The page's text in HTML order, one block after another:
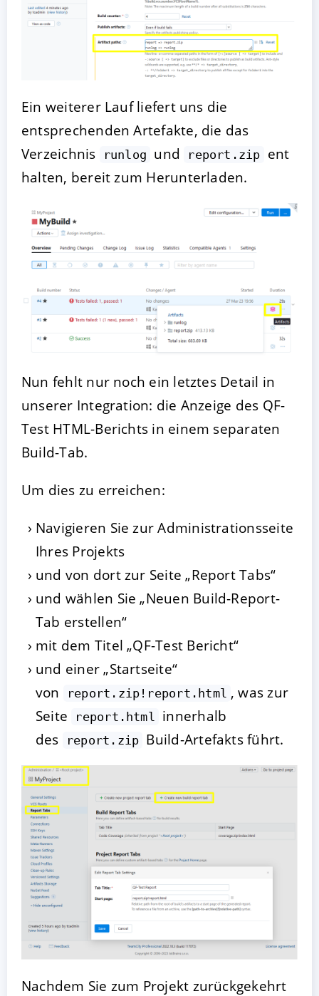
Ein weiterer Lauf liefert uns die
entsprechenden Artefakte, die das
Verzeichnis
runlog und report.zip ent
halten, bereit zum Herunterladen.
Nun fehlt nur noch ein letztes Detail in
unserer Integration: die Anzeige des QF-
Test HTML-Berichts in einem separaten
Build-Tab.
Um dies zu erreichen:
Navigieren Sie zur Administrationsseite
Ihres Projekts
und von dort zur Seite „Report Tabs“
und wählen Sie „Neuen Build-Report-
Tab erstellen“
mit dem Titel „QF-Test Bericht“
und einer „Startseite“
von
report.zip!report.html , was zur
Seite
report.html innerhalb
des
report.zip Build-Artefakts führt.
Nachdem Sie zum Projekt zurückgekehrt